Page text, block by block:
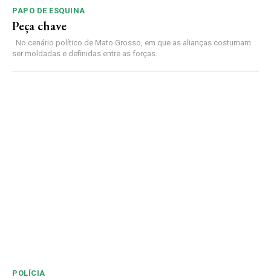
PAPO DE ESQUINA
Peça chave
No cenário político de Mato Grosso, em que as alianças costumam
ser moldadas e definidas entre as forças...
POLÍCIA